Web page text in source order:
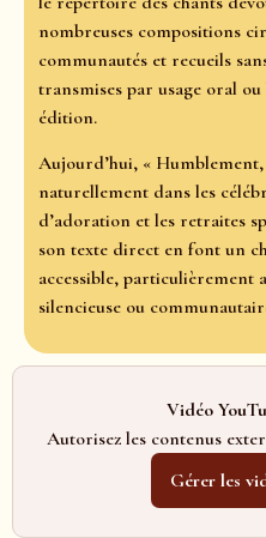
nombreuses compositions
communautés et recueils
transmises par usage oral
édition.
Aujourd’hui, «
naturellement dans les
d’adoration et les retraites
son texte direct en font un
accessible, particulièrement
silencieuse ou
Vidéo
Autorisez les contenus
Gérer les